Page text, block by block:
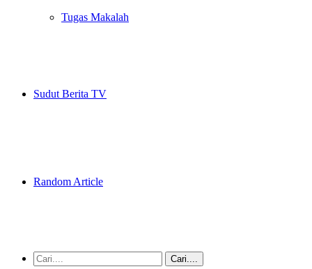
Tugas Makalah
Sudut Berita TV
Random Article
Cari....